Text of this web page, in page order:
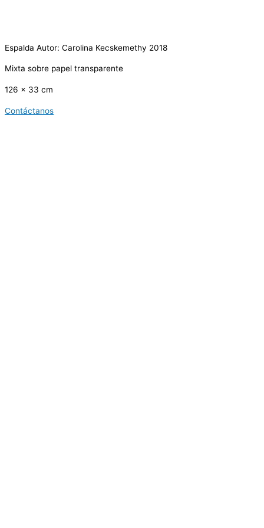
Espalda Autor: Carolina Kecskemethy 2018
Mixta sobre papel transparente
126 x 33 cm
Contáctanos